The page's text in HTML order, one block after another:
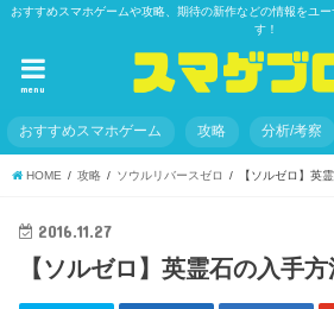
おすすめスマホゲームや攻略、期待の新作などの情報をユ
す！
menu
おすすめスマホゲーム 攻略 分析/考察
HOME 攻略 ソウルリバースゼロ 【ソルゼロ】英
2016.11.27
【ソルゼロ】英霊石の入手